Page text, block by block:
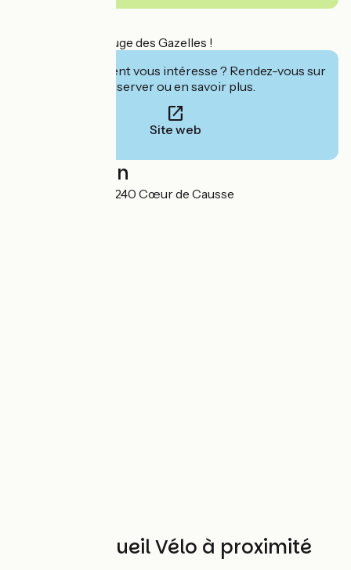
Bienvenue au Refuge des Gazelles !
Cet établissement vous intéresse ? Rendez-vous sur
leur site pour réserver ou en savoir plus.
Site web
Localisation
6 rue du Foirail 46240 Cœur de Causse
Autres Accueil Vélo à proximité